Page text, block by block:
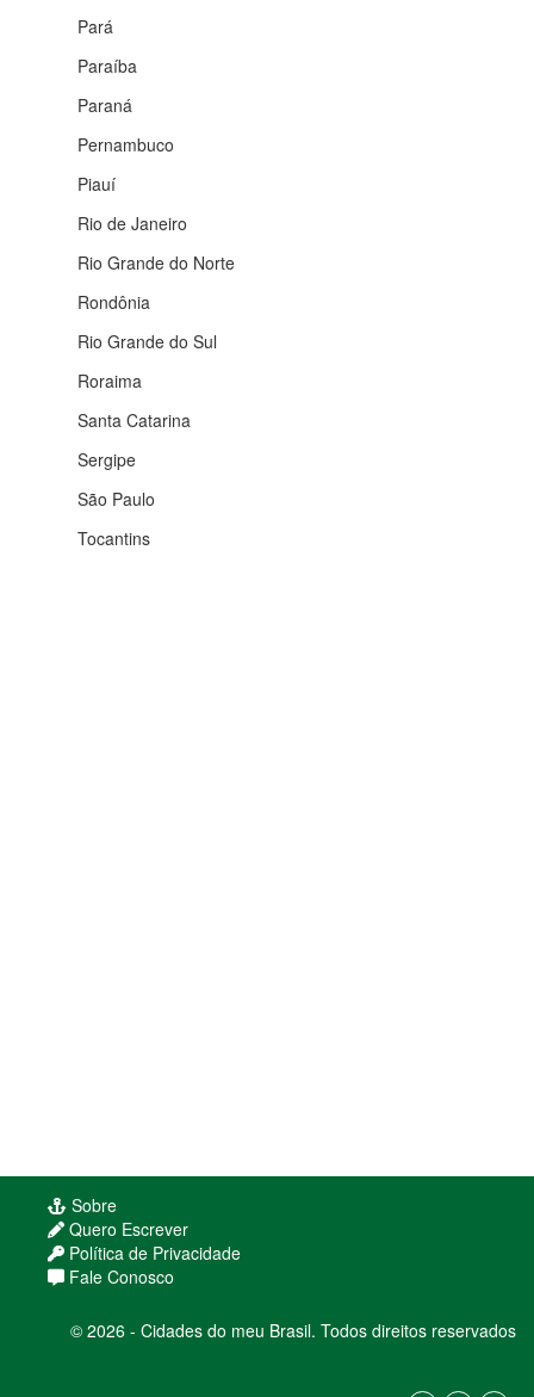
Pará
Paraíba
Paraná
Pernambuco
Piauí
Rio de Janeiro
Rio Grande do Norte
Rondônia
Rio Grande do Sul
Roraima
Santa Catarina
Sergipe
São Paulo
Tocantins
Sobre
Quero Escrever
Política de Privacidade
Fale Conosco
© 2026 - Cidades do meu Brasil. Todos direitos reservados